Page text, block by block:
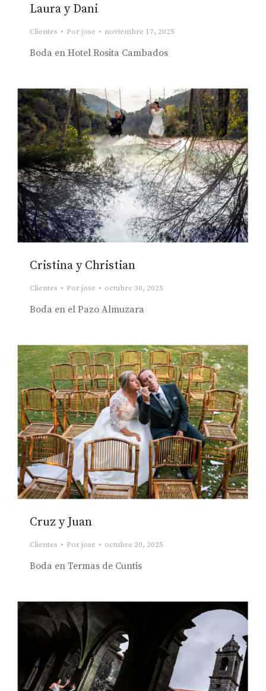
Laura y Dani
Clientes Porjose noviembre 17, 2025
Boda en Hotel Rosita Cambados
Cristina y Christian
Clientes Porjose octubre 30, 2025
Boda en el Pazo Almuzara
Cruz y Juan
Clientes Porjose octubre 20, 2025
Boda en Termas de Cuntis